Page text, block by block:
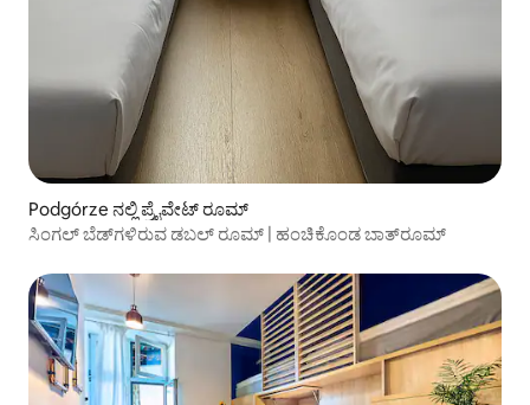
Podgórze ನಲ್ಲಿ ಪ್ರೈವೇಟ್ ರೂಮ್
ಸಿಂಗಲ್ ಬೆಡ್‌ಗಳಿರುವ ಡಬಲ್ ರೂಮ್ | ಹಂಚಿಕೊಂಡ ಬಾತ್‌ರೂಮ್